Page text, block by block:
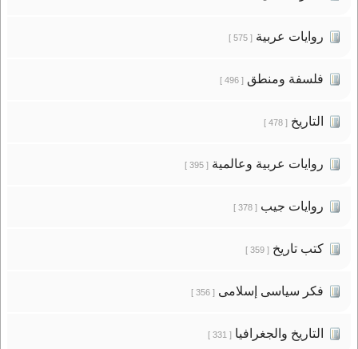
روايات عربية[ 575 ]
فلسفة ومنطق[ 496 ]
التاريخ[ 478 ]
روايات عربية وعالمية[ 395 ]
روايات جيب[ 378 ]
كتب تاريخ[ 359 ]
فكر سياسى إسلامى[ 356 ]
التاريخ والجغرافيا[ 331 ]